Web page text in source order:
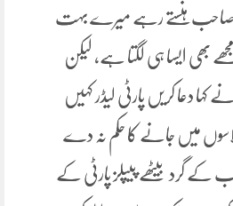
ہنستے رہے میرے بہت
بھی ایسا ہی لگتا ہے، لیکن
کہا دعا کریں پارٹی لیڈر کہیں
میں جانے کا حکم نہ دے
گرد بیٹھے پیپلز پارٹی کے